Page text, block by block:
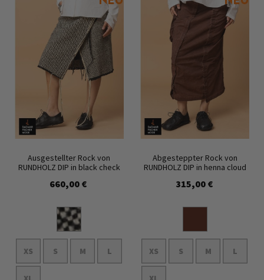
Ausgestellter Rock von
RUNDHOLZ DIP in black check
660,00 €
XS S M L
Abgesteppter Rock von
RUNDHOLZ DIP in henna cloud
315,00 €
XS S M L